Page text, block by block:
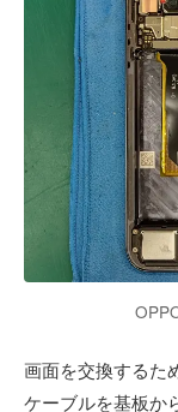
画面を交換するた
ケーブルを基板か